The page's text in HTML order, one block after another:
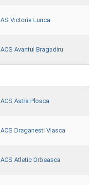
AS Victoria Lunca
ACS Avantul Bragadiru
ACS Astra Plosca
ACS Draganesti Vlasca
ACS Atletic Orbeasca